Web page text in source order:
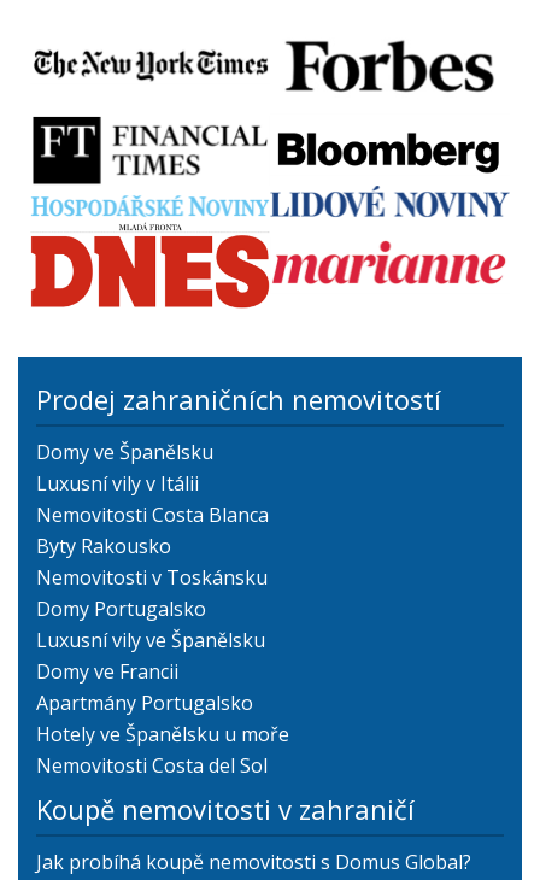
Prodej zahraničních nemovitostí
Domy ve Španělsku
Luxusní vily v Itálii
Nemovitosti Costa Blanca
Byty Rakousko
Nemovitosti v Toskánsku
Domy Portugalsko
Luxusní vily ve Španělsku
Domy ve Francii
Apartmány Portugalsko
Hotely ve Španělsku u moře
Nemovitosti Costa del Sol
Koupě nemovitosti v zahraničí
Jak probíhá koupě nemovitosti s Domus Global?